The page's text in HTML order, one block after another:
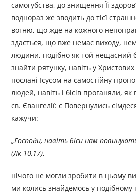
самогубства, до знищення Її
воднораз же зводить до тієї
вогню, що жде на кожного
здається, що вже немає виходу,
людини, подібно як той нещасний
знайти рятунку, навіть у
послані Ісусом на самостійну
людей, навіть і бісів проганяли, як
св. Євангелії: є Повернулись
кажучи:
„Господи, навіть біси нам
(Лк 10,17),
нічого не могли зробити в цьому
ми колись знайдемось у подібному